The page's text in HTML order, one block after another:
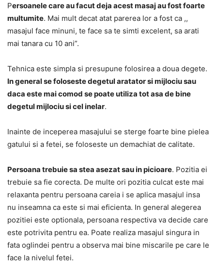
Persoanele care au facut deja acest masaj au fost foarte
multumite. Mai mult decat atat parerea lor a fost ca ,,
masajul face minuni, te face sa te simti excelent, sa arati
mai tanara cu 10 ani”.
Tehnica este simpla si presupune folosirea a doua degete.
In general se foloseste degetul aratator si mijlociu sau
daca este mai comod se poate utiliza tot asa de bine
degetul mijlociu si cel inelar.
Inainte de inceperea masajului se sterge foarte bine pielea
gatului si a fetei, se foloseste un demachiat de calitate.
Persoana trebuie sa stea asezat sau in picioare. Pozitia ei
trebuie sa fie corecta. De multe ori pozitia culcat este mai
relaxanta pentru persoana careia i se aplica masajul insa
nu inseamna ca este si mai eficienta. In general alegerea
pozitiei este optionala, persoana respectiva va decide care
este potrivita pentru ea. Poate realiza masajul singura in
fata oglindei pentru a observa mai bine miscarile pe care le
face la nivelul fetei.